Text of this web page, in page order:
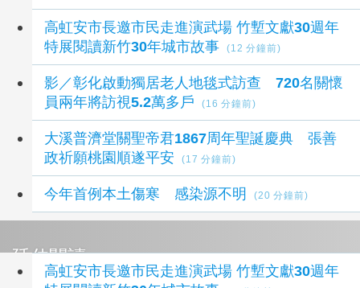
高虹安市長邀市民走進演武場 竹塹文獻30週年
特展閱讀新竹30年城市故事
(12 分鐘前)
影／彰化啟動獨居老人地毯式訪查 720名關懷
員兩年將訪視5.2萬多戶
(16 分鐘前)
大溪普濟堂關聖帝君1867周年聖誕慶典 張善
政祈願桃園順遂平安
(17 分鐘前)
今年首例本土傷寒 感染源不明 (20 分鐘前)
延伸閱讀
高虹安市長邀市民走進演武場 竹塹文獻30週年